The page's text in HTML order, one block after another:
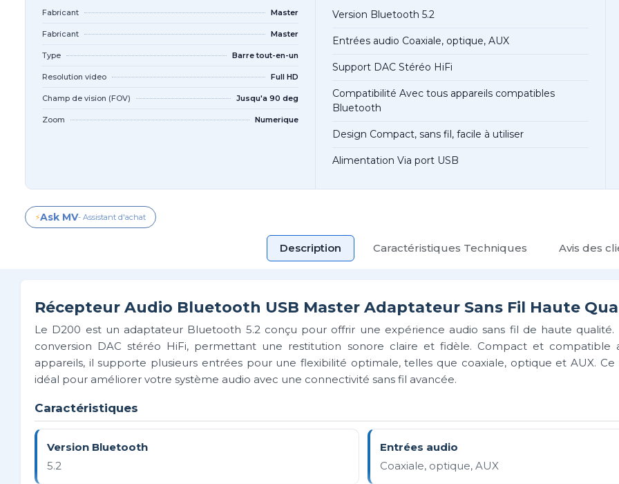
Fabricant Master
Fabricant Master
Type Barre tout-en-un
Resolution video Full HD
Champ de vision (FOV) Jusqu'a 90 deg
Zoom Numerique
Version Bluetooth 5.2
Entrées audio Coaxiale, optique, AUX
Support DAC Stéréo HiFi
Compatibilité Avec tous appareils compatibles
Bluetooth
Design Compact, sans fil, facile à utiliser
Alimentation Via port USB
⚡Ask MV- Assistant d'achat
Description Caractéristiques Techniques Avis des
Récepteur Audio Bluetooth USB Master Adaptateur Sans Fil Haute
Le D200 est un adaptateur Bluetooth 5.2 conçu pour offrir une expérience audio sans fil de haute
conversion DAC stéréo HiFi, permettant une restitution sonore claire et fidèle. Compact et compatible
appareils, il supporte plusieurs entrées pour une flexibilité optimale, telles que coaxiale, optique et AUX.
idéal pour améliorer votre système audio avec une connectivité sans fil avancée.
Caractéristiques
Version Bluetooth
5.2
Entrées audio
Coaxiale, optique, AUX